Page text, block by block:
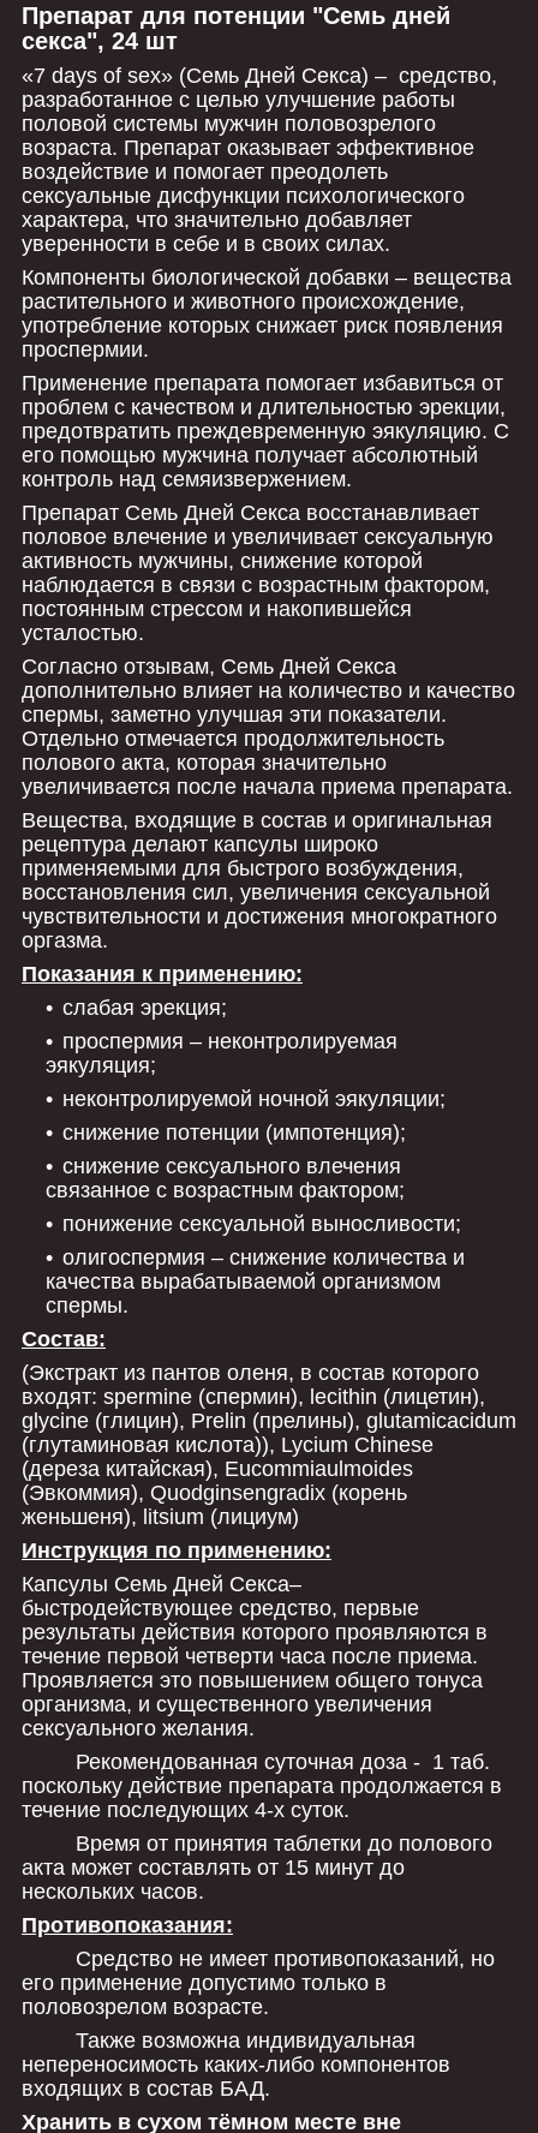
Препарат для потенции "Семь дней
секса", 24 шт
«7 days of sex» (Семь Дней Секса) – средство,
разработанное с целью улучшение работы
половой системы мужчин половозрелого
возраста. Препарат оказывает эффективное
воздействие и помогает преодолеть
сексуальные дисфункции психологического
характера, что значительно добавляет
уверенности в себе и в своих силах.
Компоненты биологической добавки – вещества
растительного и животного происхождение,
употребление которых снижает риск появления
проспермии.
Применение препарата помогает избавиться от
проблем с качеством и длительностью эрекции,
предотвратить преждевременную эякуляцию. С
его помощью мужчина получает абсолютный
контроль над семяизвержением.
Препарат Семь Дней Секса восстанавливает
половое влечение и увеличивает сексуальную
активность мужчины, снижение которой
наблюдается в связи с возрастным фактором,
постоянным стрессом и накопившейся
усталостью.
Согласно отзывам, Семь Дней Секса
дополнительно влияет на количество и качество
спермы, заметно улучшая эти показатели.
Отдельно отмечается продолжительность
полового акта, которая значительно
увеличивается после начала приема препарата.
Вещества, входящие в состав и оригинальная
рецептура делают капсулы широко
применяемыми для быстрого возбуждения,
восстановления сил, увеличения сексуальной
чувствительности и достижения многократного
оргазма.
Показания к применению:
слабая эрекция;
проспермия – неконтролируемая
эякуляция;
неконтролируемой ночной эякуляции;
снижение потенции (импотенция);
снижение сексуального влечения
связанное с возрастным фактором;
понижение сексуальной выносливости;
олигоспермия – снижение количества и
качества вырабатываемой организмом
спермы.
Состав:
(Экстракт из пантов оленя, в состав которого
входят: spermine (спермин), lecithin (лицетин),
glycine (глицин), Prelin (прелины), glutamicacidum
(глутаминовая кислота)), Lycium Chinese
(дереза китайская), Eucommiaulmoides
(Эвкоммия), Quodginsengradix (корень
женьшеня), litsium (лициум)
Инструкция по применению:
Капсулы Семь Дней Секса–
быстродействующее средство, первые
результаты действия которого проявляются в
течение первой четверти часа после приема.
Проявляется это повышением общего тонуса
организма, и существенного увеличения
сексуального желания.
Рекомендованная суточная доза - 1 таб.
поскольку действие препарата продолжается в
течение последующих 4-х суток.
Время от принятия таблетки до полового
акта может составлять от 15 минут до
нескольких часов.
Противопоказания:
Средство не имеет противопоказаний, но
его применение допустимо только в
половозрелом возрасте.
Также возможна индивидуальная
непереносимость каких-либо компонентов
входящих в состав БАД.
Хранить в сухом тёмном месте вне